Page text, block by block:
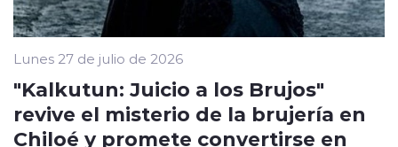
Lunes 27 de julio de 2026
"Kalkutun: Juicio a los Brujos"
revive el misterio de la brujería en
Chiloé y promete convertirse en